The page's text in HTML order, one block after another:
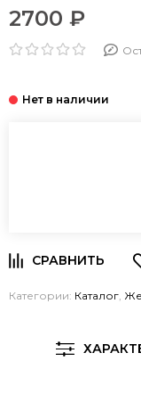
2700 ₽
Категории: Каталог,